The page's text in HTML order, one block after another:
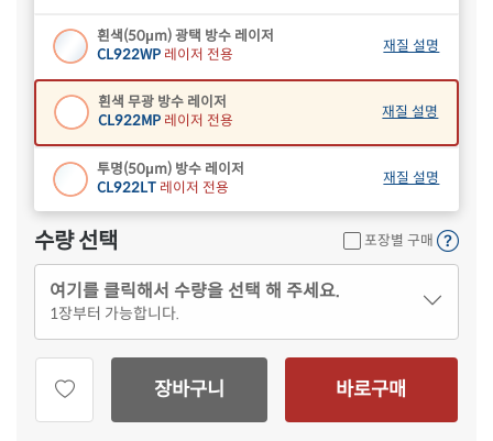
흰색(50μm) 광택 방수 레이저
CL922WP 레이저 전용
재질 설명
흰색 무광 방수 레이저
CL922MP 레이저 전용
재질 설명
투명(50μm) 방수 레이저
CL922LT 레이저 전용
재질 설명
수량 선택 포장별 구매
여기를 클릭해서 수량을 선택 해 주세요.
1장부터 가능합니다.
장바구니 바로구매